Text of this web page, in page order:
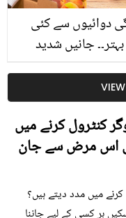
دوائیوں سے کئی
جانیں شدید
چاہیے؟
کنٹرول کرنے میں
اس مرض سے جان
میں مدد دیتے ہیں؟
ہر کسی کے لیے جاننا